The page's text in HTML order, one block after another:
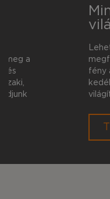
Minden,
Lehetséges
megfelelő
fény a dolgozók
kedélyállapotára?
világítás? Ismerje